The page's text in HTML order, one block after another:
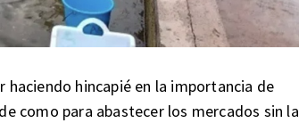
hincapié en la importancia de
como para abastecer los mercados sin la